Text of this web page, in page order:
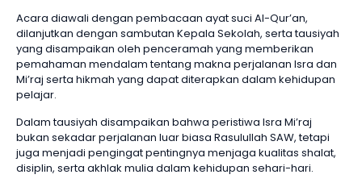
Acara diawali dengan pembacaan ayat suci Al-Qur’an,
dilanjutkan dengan sambutan Kepala Sekolah, serta tausiyah
yang disampaikan oleh penceramah yang memberikan
pemahaman mendalam tentang makna perjalanan Isra dan
Mi’raj serta hikmah yang dapat diterapkan dalam kehidupan
pelajar.
Dalam tausiyah disampaikan bahwa peristiwa Isra Mi’raj
bukan sekadar perjalanan luar biasa Rasulullah SAW, tetapi
juga menjadi pengingat pentingnya menjaga kualitas shalat,
disiplin, serta akhlak mulia dalam kehidupan sehari-hari.